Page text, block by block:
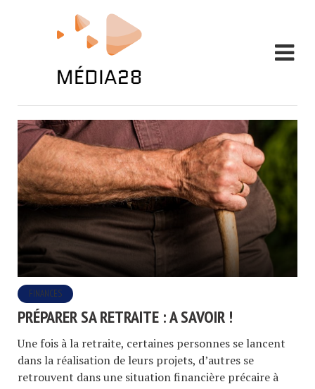
FINANCES
PRÉPARER SA RETRAITE : A SAVOIR !
Une fois à la retraite, certaines personnes se lancent
dans la réalisation de leurs projets, d’autres se
retrouvent dans une situation financière précaire à